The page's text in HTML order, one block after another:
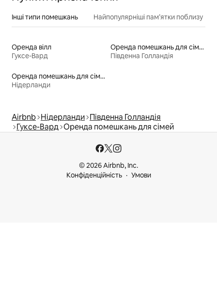
Інші типи помешкань Найпопулярніші пам’ятки поблизу
Оренда вілл
Гуксе-Вард
Оренда помешкань для сімей
Південна Голландія
Оренда помешкань для сімей
Нідерланди
Airbnb Нідерланди Південна Голландія
Гуксе-Вард Оренда помешкань для сімей
© 2026 Airbnb, Inc.
Конфіденційність
Умови